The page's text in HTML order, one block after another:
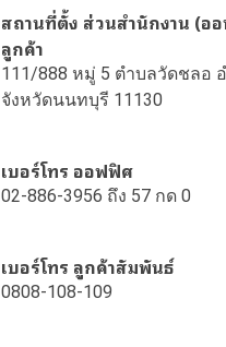
สถานที่ตั้ง ส่วนสำนักงาน (อ
ลูกค้า
111/888 หมู่ 5 ตำบลวัดชลอ
จังหวัดนนทบุรี 11130
เบอร์โทร ออฟฟิศ
02-886-3956 ถึง 57 กด 0
เบอร์โทร ลูกค้าสัมพันธ์
0808-108-109